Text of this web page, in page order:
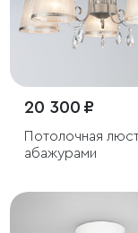
20 300 ₽
Потолочная
абажурами